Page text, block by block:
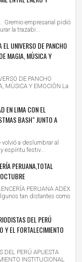
Gremio empresarial pidió
la trazabi...
UNIVERSO DE PANCHO
MAGIA, MÙSICA Y
DE PANCHO
MÙSICA Y EMOCIÒN La
EN LIMA CON EL
BASH" JUNTO A
a deslumbrar al
espíritu festiv...
PERUANA,TOTAL
PERUANA ADEX
tan distantes como
DEL PERÚ
Y EL FORTALECIMIENTO
DEL PERÚ APUESTA
INSTITUCIONAL